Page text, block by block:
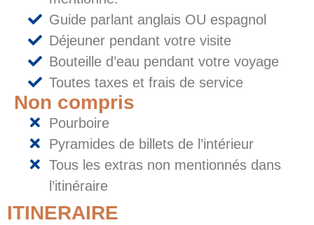
Guide parlant anglais OU espagnol
Déjeuner pendant votre visite
Bouteille d’eau pendant votre voyage
Toutes taxes et frais de service
Non compris
Pourboire
Pyramides de billets de l’intérieur
Tous les extras non mentionnés dans
l’itinéraire
ITINERAIRE